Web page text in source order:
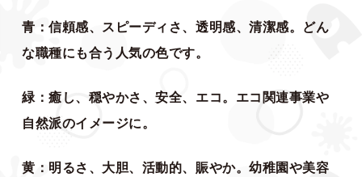
青：信頼感、スピーディさ、透明感、清潔感。どん
な職種にも合う人気の色です。
緑：癒し、穏やかさ、安全、エコ。エコ関連事業や
自然派のイメージに。
黄：明るさ、大胆、活動的、賑やか。幼稚園や美容